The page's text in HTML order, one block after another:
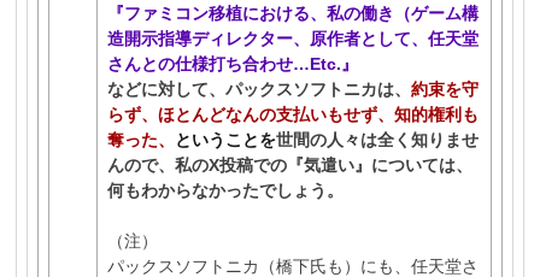
『ファミコン移植における、私の働き（ゲーム構
造開示指導ディレクター、原作者として、任天堂
さんとの仕様打ち合わせ…Etc.』
などに対して、パックスソフトニカは、 約束を守
らず、ほとんどなんの支払いもせず、知的権利も
奪った、
ということを世間の人々は全く知りませ
んので、私のX投稿での『気遣い』については、
何もわからなかったでしょう。
（注）
パックスソフトニカ（橋下氏も）にも、任天堂さ